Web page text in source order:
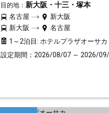
目的地： 新大阪・十三・塚本
名古屋
新大阪
新大阪
名古屋
1～2泊目: ホテルプラザオーサカ
設定期間：2026/08/07 ～ 2026/